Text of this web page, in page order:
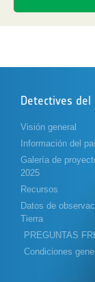
Detectives del
Visión general
Información del
Galería de
2025
Recursos
Datos de
Tierra
PREGUNTAS
Condiciones